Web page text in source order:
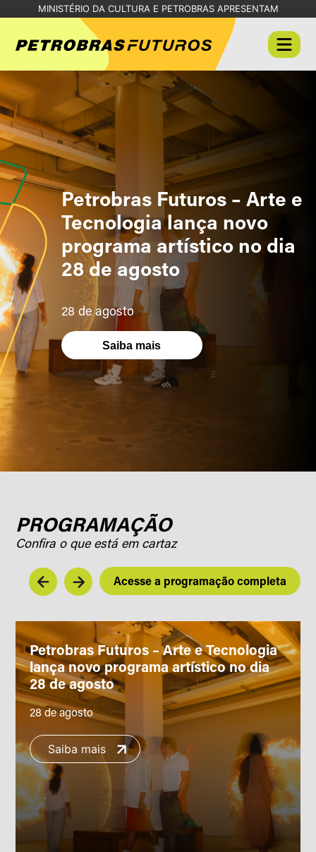
MINISTÉRIO DA CULTURA E PETROBRAS APRESENTAM
Petrobras Futuros – Arte e
Tecnologia lança novo
programa artístico no dia
28 de agosto
28 de agosto
Saiba mais
PROGRAMAÇÃO
Confira o que está em cartaz
Acesse a programação completa
Petrobras Futuros – Arte e Tecnologia
lança novo programa artístico no dia
28 de agosto
28 de agosto
Saiba mais